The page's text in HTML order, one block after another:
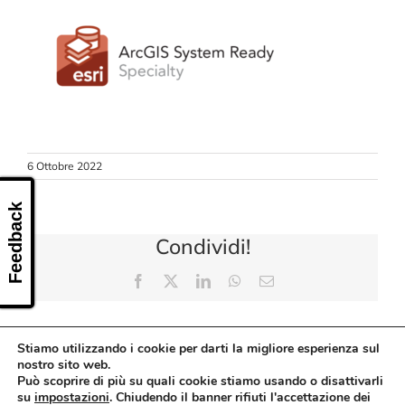
6 Ottobre 2022
Condividi!
Facebook LinkedInWhatsApp
Email
Stiamo utilizzando i cookie per darti la migliore esperienza sul
nostro sito web.
Può scoprire di più su quali cookie stiamo usando o disattivarli
su impostazioni. Chiudendo il banner rifiuti l'accettazione dei
Feedback